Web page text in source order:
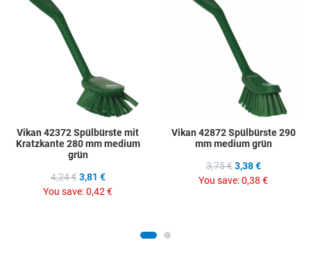
Add to Compare
Vikan 42372 Spülbürste mit
Kratzkante 280 mm medium
grün
4,24 € 3,81 €
You save:0,42 €
Vikan 42872 Spülbürste 290
mm medium grün
3,75 € 3,38 €
You save:0,38 €